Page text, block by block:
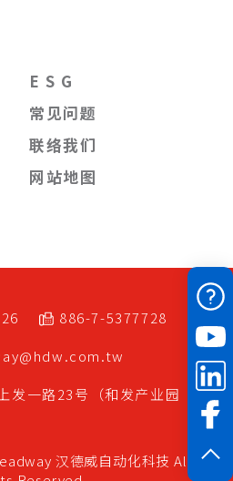
E S G
常见问题
联络我们
网站地图
886-7-5377728
上发一路23号（和发产业园
汉德威自动化科技 All